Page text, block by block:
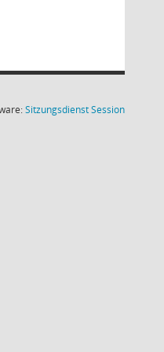
SitzungsdienstSession(Wird in